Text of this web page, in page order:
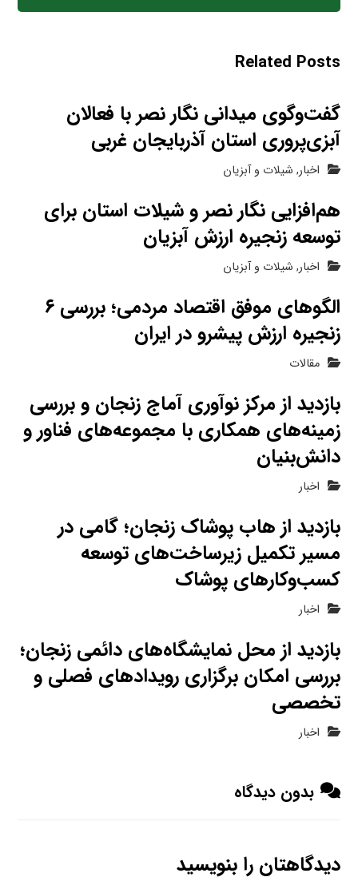
Related Posts
گفت‌وگوی میدانی نگار نصر با فعالان
آبزی‌پروری استان آذربایجان غربی
اخبار, شیلات و آبزیان
هم‌افزایی نگار نصر و شیلات استان برای
توسعه زنجیره ارزش آبزیان
اخبار, شیلات و آبزیان
الگوهای موفق اقتصاد مردمی؛ بررسی ۶
زنجیره ارزش پیشرو در ایران
مقالات
بازدید از مرکز نوآوری آماج زنجان و بررسی
زمینه‌های همکاری با مجموعه‌های فناور و
دانش‌بنیان
اخبار
بازدید از هاب پوشاک زنجان؛ گامی در
مسیر تکمیل زیرساخت‌های توسعه
کسب‌وکارهای پوشاک
اخبار
بازدید از محل نمایشگاه‌های دائمی زنجان؛
بررسی امکان برگزاری رویدادهای فصلی و
تخصصی
اخبار
بدون دیدگاه
دیدگاهتان را بنویسید